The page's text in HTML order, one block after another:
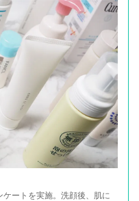
ートを実施。洗顔後、肌に